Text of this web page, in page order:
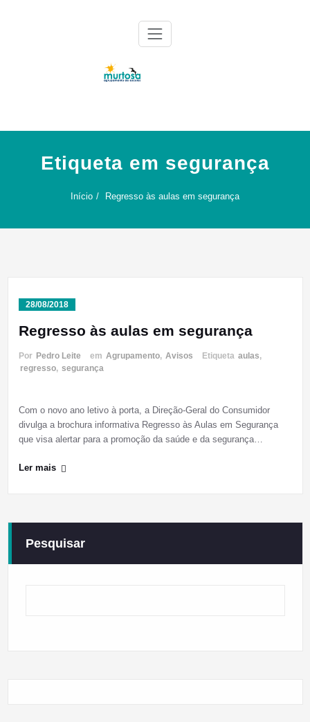
Etiqueta em segurança
Início Regresso às aulas em segurança
28/08/2018
Regresso às aulas em segurança
Por Pedro Leite em Agrupamento, Avisos Etiqueta aulas,
regresso, segurança
Com o novo ano letivo à porta, a Direção-Geral do Consumidor
divulga a brochura informativa Regresso às Aulas em Segurança
que visa alertar para a promoção da saúde e da segurança…
Ler mais
Pesquisar